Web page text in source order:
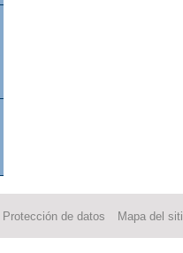
Protección de datos Mapa del